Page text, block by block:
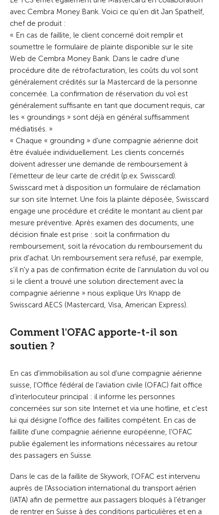
avec Cembra Money Bank. Voici ce qu’en dit Jan Spathelf,
chef de produit :
« En cas de faillite, le client concerné doit remplir et
soumettre le formulaire de plainte disponible sur le site
Web de Cembra Money Bank. Dans le cadre d'une
procédure dite de rétrofacturation, les coûts du vol sont
généralement crédités sur la Mastercard de la personne
concernée. La confirmation de réservation du vol est
généralement suffisante en tant que document requis, car
les « groundings » sont déjà en général suffisamment
médiatisés. »
« Chaque « grounding » d'une compagnie aérienne doit
être évaluée individuellement. Les clients concernés
doivent adresser une demande de remboursement à
l'émetteur de leur carte de crédit (p.ex. Swisscard).
Swisscard met à disposition un formulaire de réclamation
sur son site Internet. Une fois la plainte déposée, Swisscard
engage une procédure et crédite le montant au client par
mesure préventive. Après examen des documents, une
décision finale est prise : soit la confirmation du
remboursement, soit la révocation du remboursement du
prix d'achat. Un remboursement sera refusé, par exemple,
s'il n'y a pas de confirmation écrite de l'annulation du vol ou
si le client a trouvé une solution directement avec la
compagnie aérienne » nous explique Urs Knapp de
Swisscard AECS (Mastercard, Visa, American Express).
Comment l'OFAC apporte-t-il son
soutien ?
En cas d'immobilisation au sol d'une compagnie aérienne
suisse, l'Office fédéral de l'aviation civile (OFAC) fait office
d’interlocuteur principal : il informe les personnes
concernées sur son site Internet et via une hotline, et c’est
lui qui désigne l'office des faillites compétent. En cas de
faillite d'une compagnie aérienne européenne, l'OFAC
publie également les informations nécessaires au retour
des passagers en Suisse.
Dans le cas de la faillite de Skywork, l'OFAC est intervenu
auprès de l'Association international du transport aérien
(IATA) afin de permettre aux passagers bloqués à l'étranger
de rentrer en Suisse à des conditions particulières et en a